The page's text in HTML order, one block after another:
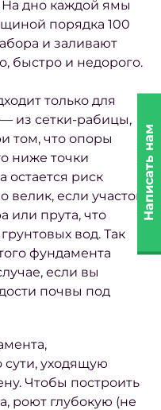
На дно каждой ямы
порядка 100
и заливают
быстро и недорого.
только для
из сетки-рабицы,
том, что опоры
ниже точки
остается риск
если участок
или прута, что
вод. Так
фундамента
если вы
почвы под
уходящую
Чтобы построить
роют глубокую (не
Написать нам